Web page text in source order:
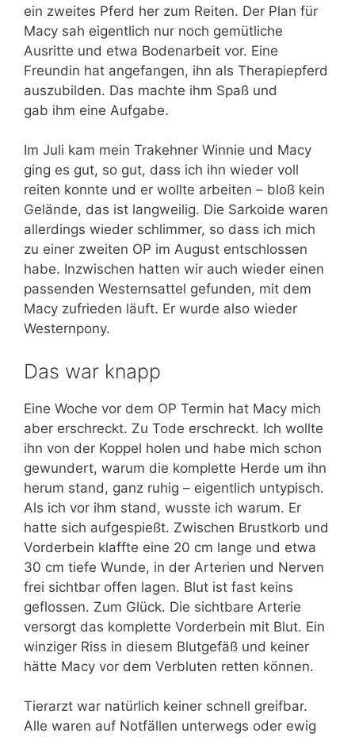
ein zweites Pferd her zum Reiten. Der Plan für
Macy sah eigentlich nur noch gemütliche
Ausritte und etwa Bodenarbeit vor. Eine
Freundin hat angefangen, ihn als Therapiepferd
auszubilden. Das machte ihm Spaß und
gab ihm eine Aufgabe.
Im Juli kam mein Trakehner Winnie und Macy
ging es gut, so gut, dass ich ihn wieder voll
reiten konnte und er wollte arbeiten – bloß kein
Gelände, das ist langweilig. Die Sarkoide waren
allerdings wieder schlimmer, so dass ich mich
zu einer zweiten OP im August entschlossen
habe. Inzwischen hatten wir auch wieder einen
passenden Westernsattel gefunden, mit dem
Macy zufrieden läuft. Er wurde also wieder
Westernpony.
Das war knapp
Eine Woche vor dem OP Termin hat Macy mich
aber erschreckt. Zu Tode erschreckt. Ich wollte
ihn von der Koppel holen und habe mich schon
gewundert, warum die komplette Herde um ihn
herum stand, ganz ruhig – eigentlich untypisch.
Als ich vor ihm stand, wusste ich warum. Er
hatte sich aufgespießt. Zwischen Brustkorb und
Vorderbein klaffte eine 20 cm lange und etwa
30 cm tiefe Wunde, in der Arterien und Nerven
frei sichtbar offen lagen. Blut ist fast keins
geflossen. Zum Glück. Die sichtbare Arterie
versorgt das komplette Vorderbein mit Blut. Ein
winziger Riss in diesem Blutgefäß und keiner
hätte Macy vor dem Verbluten retten können.
Tierarzt war natürlich keiner schnell greifbar.
Alle waren auf Notfällen unterwegs oder ewig